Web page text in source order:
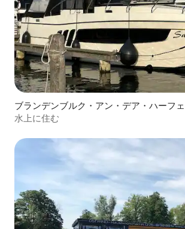
ブランデンブルク・アン・デア・ハーフ
ト
水上に住む